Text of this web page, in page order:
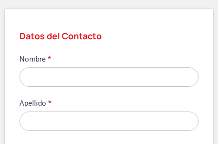
Datos del Contacto
Nombre *
Apellido *